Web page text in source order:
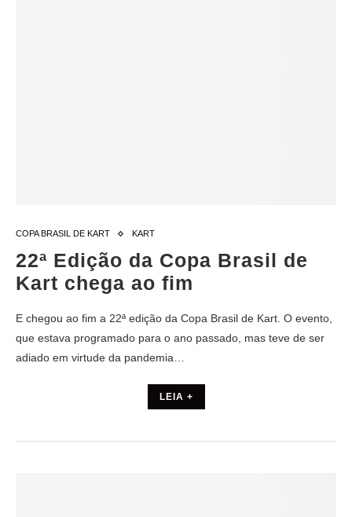
COPA BRASIL DE KART KART
22ª Edição da Copa Brasil de
Kart chega ao fim
E chegou ao fim a 22ª edição da Copa Brasil de Kart. O evento,
que estava programado para o ano passado, mas teve de ser
adiado em virtude da pandemia…
LEIA +